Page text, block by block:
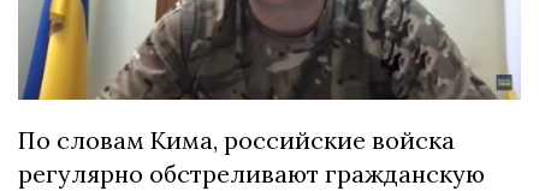
По словам Кима, российские войска
регулярно обстреливают гражданскую